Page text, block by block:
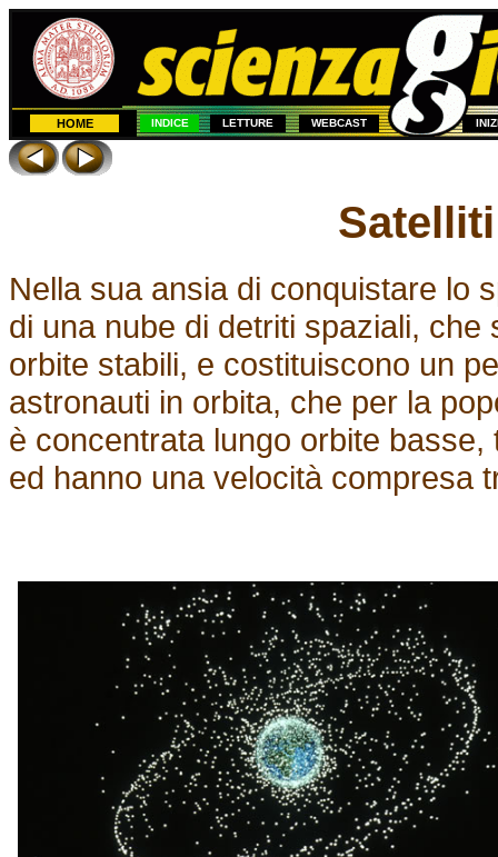
HOME INDICE LETTURE WEBCAST
Nella sua ansia di conquistare lo
di una nube di detriti spaziali,
orbite stabili, e costituiscono un
astronauti in orbita, che per la
è concentrata lungo orbite
ed hanno una velocità compresa